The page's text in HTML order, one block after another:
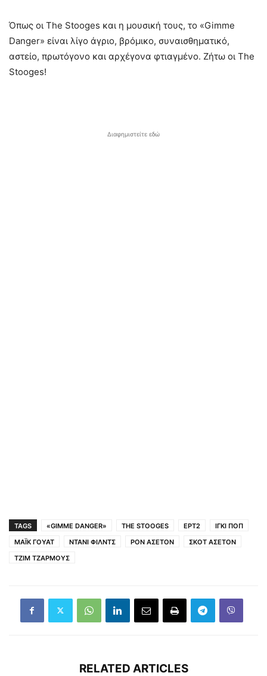
Όπως οι The Stooges και η μουσική τους, το «Gimme
Danger» είναι λίγο άγριο, βρόμικο, συναισθηματικό,
αστείο, πρωτόγονο και αρχέγονα φτιαγμένο. Ζήτω οι The
Stooges!
Διαφημιστείτε εδώ
TAGS «GIMME DANGER» THE STOOGES ΕΡΤ2
ΙΓΚΙ ΠΟΠ
ΜΑΪΚ ΓΟΥΑΤ
ΝΤΑΝΙ ΦΙΛΝΤΣ ΡΟΝ ΑΣΕΤΟΝ
ΣΚΟΤ ΑΣΕΤΟΝ
ΤΖΙΜ ΤΖΑΡΜΟΥΣ
RELATED ARTICLES